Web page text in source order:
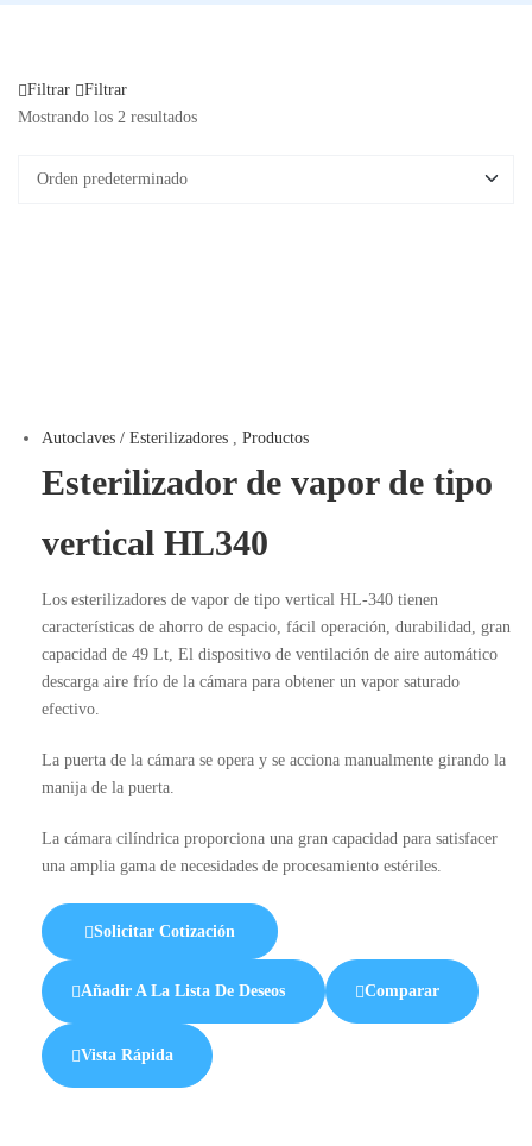
Filtrar
Filtrar
Mostrando los 2 resultados
Autoclaves / Esterilizadores, Productos
Esterilizador de vapor de tipo
vertical HL340
Los esterilizadores de vapor de tipo vertical HL-340 tienen
características de ahorro de espacio, fácil operación, durabilidad, gran
capacidad de 49 Lt, El dispositivo de ventilación de aire automático
descarga aire frío de la cámara para obtener un vapor saturado
efectivo.
La puerta de la cámara se opera y se acciona manualmente girando la
manija de la puerta.
La cámara cilíndrica proporciona una gran capacidad para satisfacer
una amplia gama de necesidades de procesamiento estériles.
Solicitar Cotización
Añadir A La Lista De Deseos Comparar
Vista Rápida